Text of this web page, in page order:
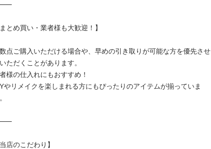
まとめ買い・業者様も大歓迎！】
点ご購入いただける場合や、早めの引き取りが可能な方を優先させ
ただくことがあります。
様の仕入れにもおすすめ！
やリメイクを楽しまれる方にもぴったりのアイテムが揃っていま
当店のこだわり】